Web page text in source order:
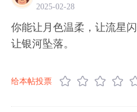
2025-02-28
你能让月色温柔，让流星
让银河坠落。
给本帖投票